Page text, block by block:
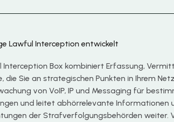
Lawful Interception entwickelt
Box kombiniert Erfassung,
die Sie an strategischen Punkten in Ihrem
von VoIP, IP und Messaging für
und leitet abhörrelevante Informationen
der Strafverfolgungsbehörden weiter.